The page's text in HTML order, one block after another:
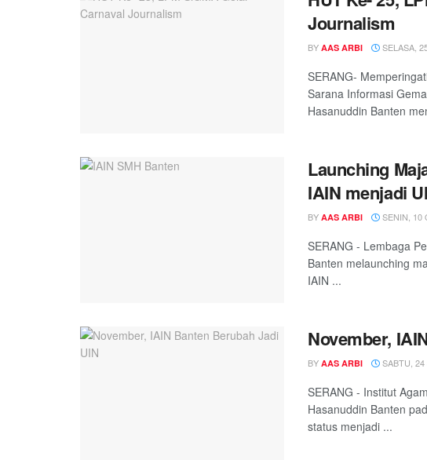
Journalism
BY AAS ARBI SELASA,
SERANG-
Sarana Informasi
Hasanuddin Banten
Launching
IAIN menjadi
BY AAS ARBI SENIN, 10
SERANG - Lembaga
Banten melaunching
IAIN ...
November,
BY AAS ARBI SABTU,
SERANG - Institut
Hasanuddin Banten
status menjadi ...